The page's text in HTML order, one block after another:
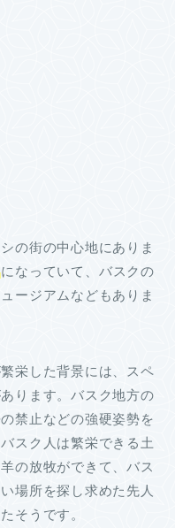
の街の中心地にありま
になっていて、バスクの
ージアムなどもありま
栄した背景には、スペ
ります。バスク地方の
禁止などの強硬姿勢を
スク人は繁栄できる土
の放牧ができて、バス
場所を探し求めた先人
そうです。